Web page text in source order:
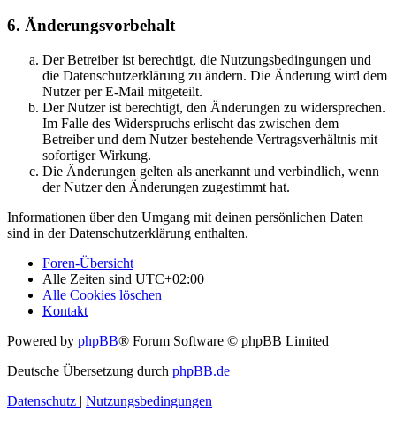
6. Änderungsvorbehalt
Der Betreiber ist berechtigt, die Nutzungsbedingungen und
die Datenschutzerklärung zu ändern. Die Änderung wird dem
Nutzer per E-Mail mitgeteilt.
Der Nutzer ist berechtigt, den Änderungen zu widersprechen.
Im Falle des Widerspruchs erlischt das zwischen dem
Betreiber und dem Nutzer bestehende Vertragsverhältnis mit
sofortiger Wirkung.
Die Änderungen gelten als anerkannt und verbindlich, wenn
der Nutzer den Änderungen zugestimmt hat.
Informationen über den Umgang mit deinen persönlichen Daten
sind in der Datenschutzerklärung enthalten.
Foren-Übersicht
Alle Zeiten sind UTC+02:00
Alle Cookies löschen
Kontakt
Powered by phpBB® Forum Software © phpBB Limited
Deutsche Übersetzung durch phpBB.de
Datenschutz | Nutzungsbedingungen